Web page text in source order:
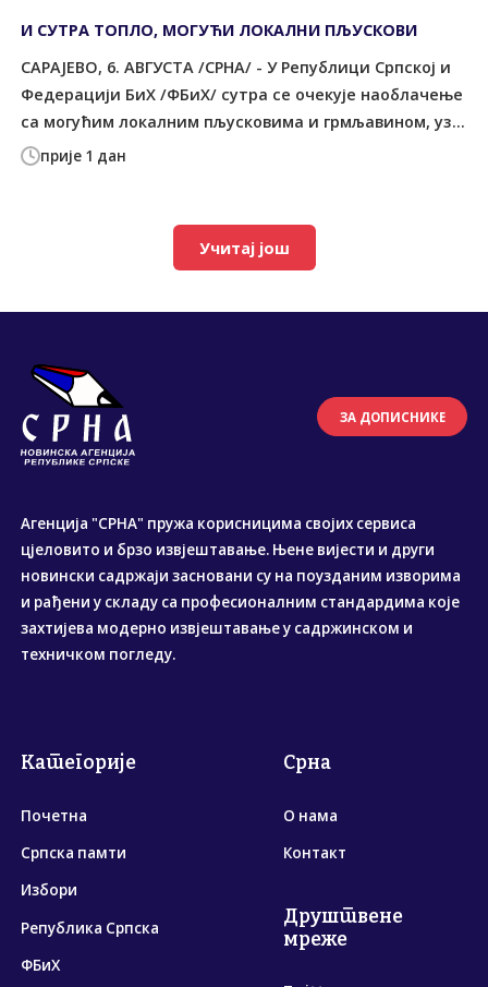
прије 1 дан
И СУТРА ТОПЛО, МОГУЋИ ЛОКАЛНИ ПЉУСКОВИ
САРАЈЕВО, 6. АВГУСТА /СРНА/ - У Републици Српској и
Федерацији БиХ /ФБиХ/ сутра се очекује наоблачење
са могућим локалним пљусковима и грмљавином, уз...
Учитај још
ЗА ДОПИСНИКЕ
Агенција "СРНА" пружа корисницима својих сервиса
цјеловито и брзо извјештавање. Њене вијести и други
новински садржаји засновани су на поузданим изворима
и рађени у складу са професионалним стандардима које
захтијева модерно извјештавање у садржинском и
техничком погледу.
Категорије
Почетна
Српска памти
Избори
Република Српска
ФБиХ
Срна
О нама
Контакт
Друштвене
мреже